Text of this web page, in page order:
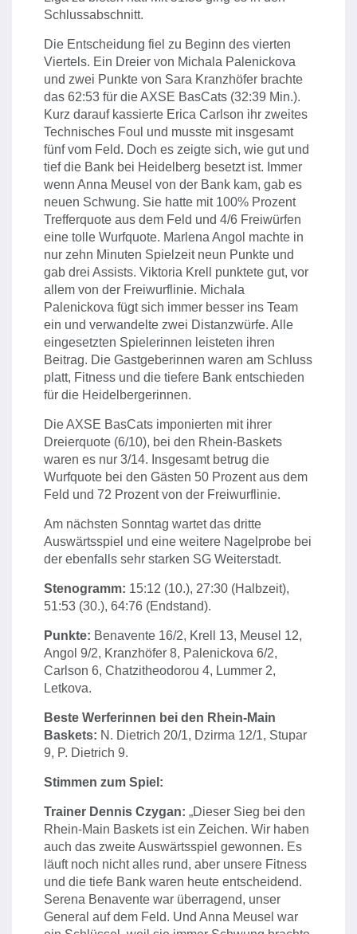
Schlussabschnitt.
Die Entscheidung fiel zu Beginn des vierten
Viertels. Ein Dreier von Michala Palenickova
und zwei Punkte von Sara Kranzhöfer brachte
das 62:53 für die AXSE BasCats (32:39 Min.).
Kurz darauf kassierte Erica Carlson ihr zweites
Technisches Foul und musste mit insgesamt
fünf vom Feld. Doch es zeigte sich, wie gut und
tief die Bank bei Heidelberg besetzt ist. Immer
wenn Anna Meusel von der Bank kam, gab es
neuen Schwung. Sie hatte mit 100% Prozent
Trefferquote aus dem Feld und 4/6 Freiwürfen
eine tolle Wurfquote. Marlena Angol machte in
nur zehn Minuten Spielzeit neun Punkte und
gab drei Assists. Viktoria Krell punktete gut, vor
allem von der Freiwurflinie. Michala
Palenickova fügt sich immer besser ins Team
ein und verwandelte zwei Distanzwürfe. Alle
eingesetzten Spielerinnen leisteten ihren
Beitrag. Die Gastgeberinnen waren am Schluss
platt, Fitness und die tiefere Bank entschieden
für die Heidelbergerinnen.
Die AXSE BasCats imponierten mit ihrer
Dreierquote (6/10), bei den Rhein-Baskets
waren es nur 3/14. Insgesamt betrug die
Wurfquote bei den Gästen 50 Prozent aus dem
Feld und 72 Prozent von der Freiwurflinie.
Am nächsten Sonntag wartet das dritte
Auswärtsspiel und eine weitere Nagelprobe bei
der ebenfalls sehr starken SG Weiterstadt.
Stenogramm: 15:12 (10.), 27:30 (Halbzeit),
51:53 (30.), 64:76 (Endstand).
Punkte: Benavente 16/2, Krell 13, Meusel 12,
Angol 9/2, Kranzhöfer 8, Palenickova 6/2,
Carlson 6, Chatzitheodorou 4, Lummer 2,
Letkova.
Beste Werferinnen bei den Rhein-Main
Baskets: N. Dietrich 20/1, Dzirma 12/1, Stupar
9, P. Dietrich 9.
Stimmen zum Spiel:
Trainer Dennis Czygan: „Dieser Sieg bei den
Rhein-Main Baskets ist ein Zeichen. Wir haben
auch das zweite Auswärtsspiel gewonnen. Es
läuft noch nicht alles rund, aber unsere Fitness
und die tiefe Bank waren heute entscheidend.
Serena Benavente war überragend, unser
General auf dem Feld. Und Anna Meusel war